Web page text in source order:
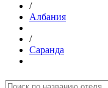
/
Албания
/
Саранда